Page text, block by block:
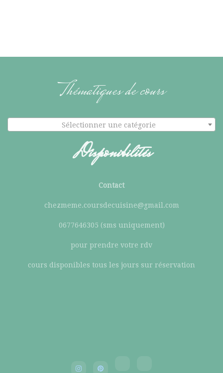
Thématiques de cours
Sélectionner une catégorie
Disponibilités
Contact
chezmeme.coursdecuisine@gmail.com
0677646305 (sms uniquement)
pour prendre votre rdv
cours disponibles tous les jours sur réservation